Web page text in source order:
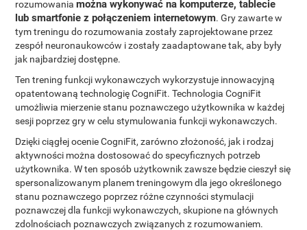
rozumowaniamożna wykonywać na komputerze, tablecie
lub smartfonie z połączeniem internetowym. Gry zawarte w
tym treningu do rozumowania zostały zaprojektowane przez
zespół neuronaukowców i zostały zaadaptowane tak, aby były
jak najbardziej dostępne.
Ten trening funkcji wykonawczych wykorzystuje innowacyjną
opatentowaną technologię CogniFit. Technologia CogniFit
umożliwia mierzenie stanu poznawczego użytkownika w każdej
sesji poprzez gry w celu stymulowania funkcji wykonawczych.
Dzięki ciągłej ocenie CogniFit, zarówno złożoność, jak i rodzaj
aktywności można dostosować do specyficznych potrzeb
użytkownika. W ten sposób użytkownik zawsze będzie cieszył się
spersonalizowanym planem treningowym dla jego określonego
stanu poznawczego poprzez różne czynności stymulacji
poznawczej dla funkcji wykonawczych, skupione na głównych
zdolnościach poznawczych związanych z rozumowaniem.